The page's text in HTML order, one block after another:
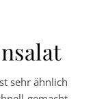
sehr ähnlich